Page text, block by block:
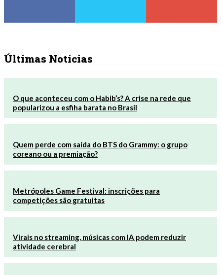
Últimas Notícias
O que aconteceu com o Habib’s? A crise na rede que
popularizou a esfiha barata no Brasil
Quem perde com saída do BTS do Grammy: o grupo
coreano ou a premiação?
Metrópoles Game Festival: inscrições para
competições são gratuitas
Virais no streaming, músicas com IA podem reduzir
atividade cerebral